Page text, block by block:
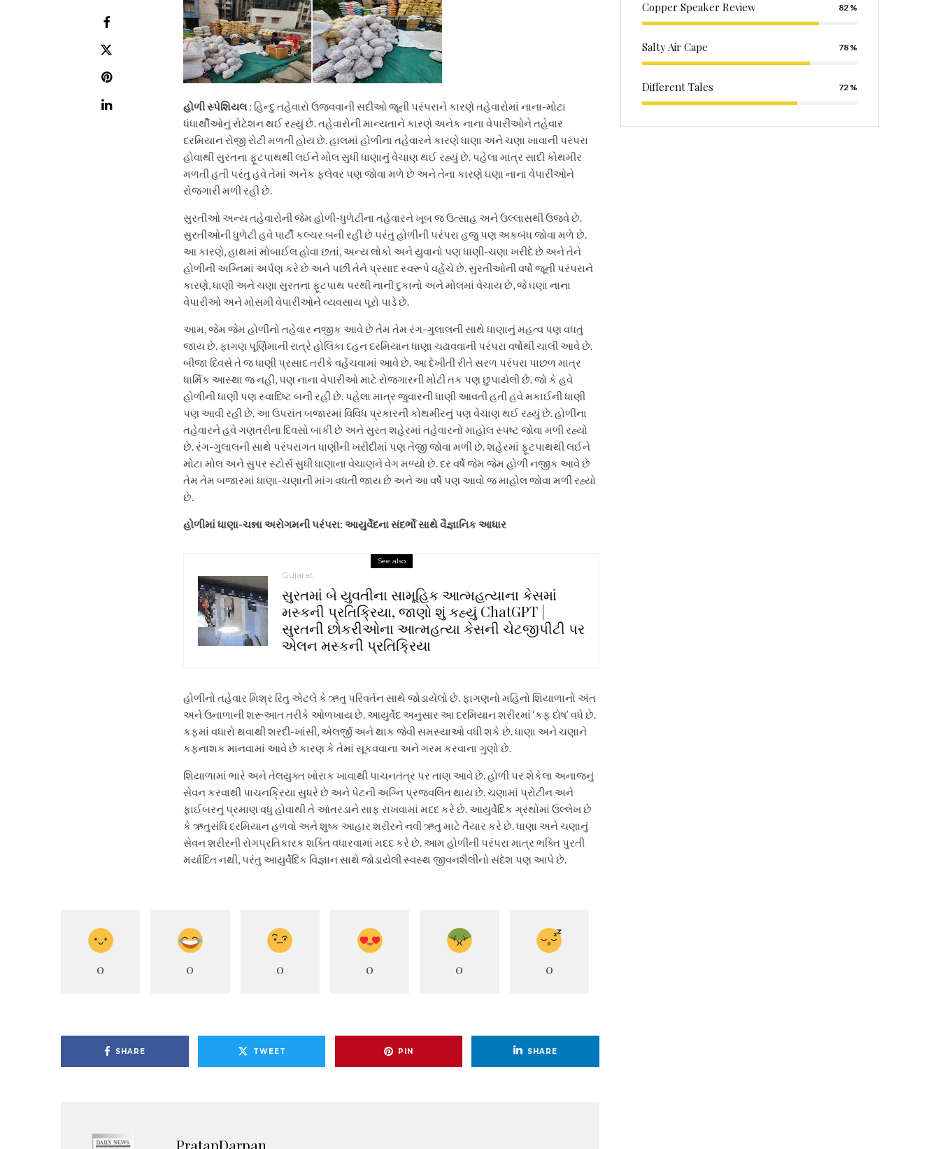
હોળી સ્પેશિયલ: હિન્દુ તહેવારો ઉજવવાની સદીઓ જૂની પરંપરાને કારણે તહેવારોમાં નાના-મોટા
ધંધાર્થીઓનું રોટેશન થઈ રહ્યું છે. તહેવારોની માન્યતાને કારણે અનેક નાના વેપારીઓને તહેવાર
દરમિયાન રોજી રોટી મળતી હોય છે. હાલમાં હોળીના તહેવારને કારણે ધાણા અને ચણા ખાવાની પરંપરા
હોવાથી સુરતના ફૂટપાથથી લઈને મોલ સુધી ધાણાનું વેચાણ થઈ રહ્યું છે. પહેલા માત્ર સાદી કોથમીર
મળતી હતી પરંતુ હવે તેમાં અનેક ફ્લેવર પણ જોવા મળે છે અને તેના કારણે ઘણા નાના વેપારીઓને
રોજગારી મળી રહી છે.
સુરતીઓ અન્ય તહેવારોની જેમ હોળી-ધુળેટીના તહેવારને ખૂબ જ ઉત્સાહ અને ઉલ્લાસથી ઉજવે છે.
સુરતીઓની ધુળેટી હવે પાર્ટી કલ્ચર બની રહી છે પરંતુ હોળીની પરંપરા હજુ પણ અકબંધ જોવા મળે છે.
આ કારણે, હાથમાં મોબાઈલ હોવા છતાં, અન્ય લોકો અને યુવાનો પણ ધાણી-ચણા ખરીદે છે અને તેને
હોળીની અગ્નિમાં અર્પણ કરે છે અને પછી તેને પ્રસાદ સ્વરૂપે વહેંચે છે. સુરતીઓની વર્ષો જૂની પરંપરાને
કારણે, ધાણી અને ચણા સુરતના ફૂટપાથ પરથી નાની દુકાનો અને મોલમાં વેચાય છે, જે ઘણા નાના
વેપારીઓ અને મોસમી વેપારીઓને વ્યવસાય પૂરો પાડે છે.
આમ, જેમ જેમ હોળીનો તહેવાર નજીક આવે છે તેમ તેમ રંગ-ગુલાલની સાથે ધાણાનું મહત્વ પણ વધતું
જાય છે. ફાગણ પૂર્ણિમાની રાત્રે હોલિકા દહન દરમિયાન ધાણા ચઢાવવાની પરંપરા વર્ષોથી ચાલી આવે છે.
બીજા દિવસે તે જ ધાણી પ્રસાદ તરીકે વહેંચવામાં આવે છે. આ દેખીતી રીતે સરળ પરંપરા પાછળ માત્ર
ધાર્મિક આસ્થા જ નહીં, પણ નાના વેપારીઓ માટે રોજગારની મોટી તક પણ છુપાયેલી છે. જો કે હવે
હોળીની ધાણી પણ સ્વાદિષ્ટ બની રહી છે. પહેલા માત્ર જુવારની ધાણી આવતી હતી હવે મકાઈની ધાણી
પણ આવી રહી છે. આ ઉપરાંત બજારમાં વિવિધ પ્રકારની કોથમીરનું પણ વેચાણ થઈ રહ્યું છે. હોળીના
તહેવારને હવે ગણતરીના દિવસો બાકી છે અને સુરત શહેરમાં તહેવારનો માહોલ સ્પષ્ટ જોવા મળી રહ્યો
છે. રંગ-ગુલાલની સાથે પરંપરાગત ધાણીની ખરીદીમાં પણ તેજી જોવા મળી છે. શહેરમાં ફૂટપાથથી લઈને
મોટા મોલ અને સુપર સ્ટોર્સ સુધી ધાણાના વેચાણને વેગ મળ્યો છે. દર વર્ષે જેમ જેમ હોળી નજીક આવે છે
તેમ તેમ બજારમાં ધાણા-ચણાની માંગ વધતી જાય છે અને આ વર્ષે પણ આવો જ માહોલ જોવા મળી રહ્યો
છે.
હોળીમાં ધાણા-ચન્ના અરોગમની પરંપરા: આયુર્વેદના સંદર્ભો સાથે વૈજ્ઞાનિક આધાર
See also
Gujarat
સુરતમાં બે યુવતીના સામૂહિક આત્મહત્યાના કેસમાં
મસ્કની પ્રતિક્રિયા, જાણો શું કહ્યું ChatGPT |
સુરતની છોકરીઓના આત્મહત્યા કેસની ચેટજીપીટી પર
એલન મસ્કની પ્રતિક્રિયા
હોળીનો તહેવાર મિશ્ર રિતુ એટલે કે ઋતુ પરિવર્તન સાથે જોડાયેલો છે. ફાગણનો મહિનો શિયાળાનો અંત
અને ઉનાળાની શરૂઆત તરીકે ઓળખાય છે. આયુર્વેદ અનુસાર આ દરમિયાન શરીરમાં ‘કફ દોષ’ વધે છે.
કફમાં વધારો થવાથી શરદી-ખાંસી, એલર્જી અને થાક જેવી સમસ્યાઓ વધી શકે છે. ધાણા અને ચણાને
કફનાશક માનવામાં આવે છે કારણ કે તેમાં સૂકવવાના અને ગરમ કરવાના ગુણો છે.
શિયાળામાં ભારે અને તેલયુક્ત ખોરાક ખાવાથી પાચનતંત્ર પર તાણ આવે છે. હોળી પર શેકેલા અનાજનું
સેવન કરવાથી પાચનક્રિયા સુધરે છે અને પેટની અગ્નિ પ્રજ્વલિત થાય છે. ચણામાં પ્રોટીન અને
ફાઈબરનું પ્રમાણ વધુ હોવાથી તે આંતરડાને સાફ રાખવામાં મદદ કરે છે. આયુર્વેદિક ગ્રંથોમાં ઉલ્લેખ છે
કે ઋતુસંધિ દરમિયાન હળવો અને શુષ્ક આહાર શરીરને નવી ઋતુ માટે તૈયાર કરે છે. ધાણા અને ચણાનું
સેવન શરીરની રોગપ્રતિકારક શક્તિ વધારવામાં મદદ કરે છે. આમ હોળીની પરંપરા માત્ર ભક્તિ પુરતી
મર્યાદિત નથી, પરંતુ આયુર્વેદિક વિજ્ઞાન સાથે જોડાયેલી સ્વસ્થ જીવનશૈલીનો સંદેશ પણ આપે છે.
0 0 0 0 0 0
SHARE TWEET PIN SHARE
Copper Speaker Review 82
Salty Air Cape 78
Different Tales 72